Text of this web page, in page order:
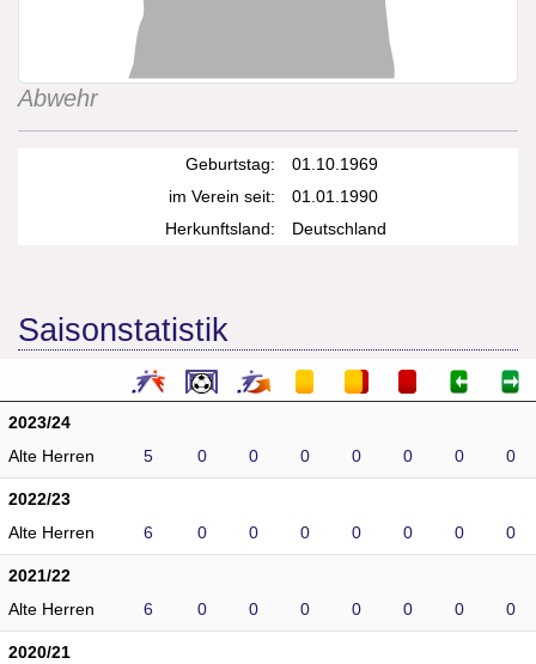
Abwehr
Geburtstag:
01.10.1969
im Verein seit:
01.01.1990
Herkunftsland:
Deutschland
Saisonstatistik
2023/24
Alte Herren
5 0 0 0 0 0 0 0
2022/23
Alte Herren
6 0 0 0 0 0 0 0
2021/22
Alte Herren
6 0 0 0 0 0 0 0
2020/21